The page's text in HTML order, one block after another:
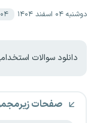
دوشنبه ۰۴ اسفند ۱۴۰۴
دانلود سوالات
صفحات